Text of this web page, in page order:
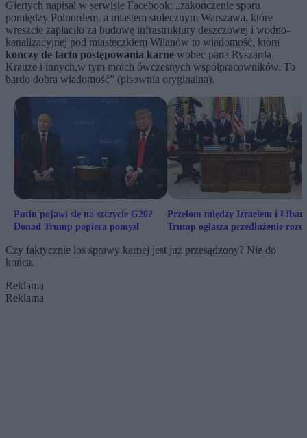
Giertych napisał w serwisie Facebook: „zakończenie sporu
pomiędzy Polnordem, a miastem stołecznym Warszawa, które
wreszcie zapłaciło za budowę infrastruktury deszczowej i wodno-
kanalizacyjnej pod miasteczkiem Wilanów to wiadomość, która
kończy de facto postępowania karne wobec pana Ryszarda
Krauze i innych,w tym moich ówczesnych współpracowników. To
bardo dobra wiadomość” (pisownia oryginalna).
Putin pojawi się na szczycie G20?
Donad Trump popiera pomysł
Przełom między Izraelem i
Trump ogłasza przedłużenie
Czy faktycznie los sprawy karnej jest już przesądzony? Nie do
końca.
Reklama
Reklama